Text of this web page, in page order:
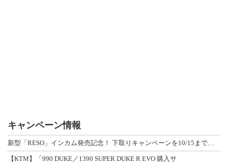
キャンペーン情報
【KTM】「990 DUKE／1390 SUPER DUKE R EVO 購入サ